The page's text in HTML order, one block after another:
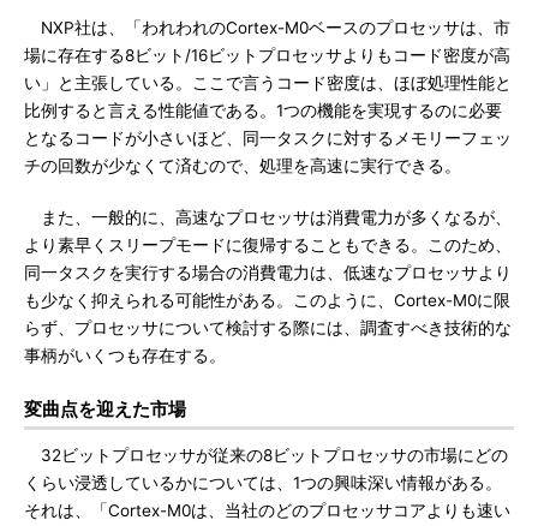
NXP社は、「われわれのCortex-M0ベースのプロセッサは、市
場に存在する8ビット/16ビットプロセッサよりもコード密度が高
い」と主張している。ここで言うコード密度は、ほぼ処理性能と
比例すると言える性能値である。1つの機能を実現するのに必要
となるコードが小さいほど、同一タスクに対するメモリーフェッ
チの回数が少なくて済むので、処理を高速に実行できる。
また、一般的に、高速なプロセッサは消費電力が多くなるが、
より素早くスリープモードに復帰することもできる。このため、
同一タスクを実行する場合の消費電力は、低速なプロセッサより
も少なく抑えられる可能性がある。このように、Cortex-M0に限
らず、プロセッサについて検討する際には、調査すべき技術的な
事柄がいくつも存在する。
変曲点を迎えた市場
32ビットプロセッサが従来の8ビットプロセッサの市場にどの
くらい浸透しているかについては、1つの興味深い情報がある。
それは、「Cortex-M0は、当社のどのプロセッサコアよりも速い